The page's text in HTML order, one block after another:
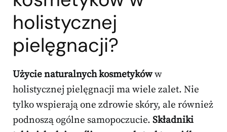
holistycznej
pielęgnacji?
Użycie naturalnych kosmetykóww
holistycznej pielęgnacji ma wiele zalet. Nie
tylko wspierają one zdrowie skóry, ale również
podnoszą ogólne samopoczucie. Składniki